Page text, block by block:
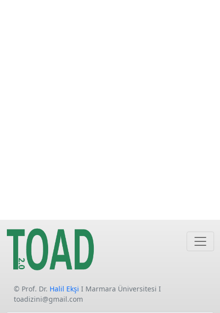
© Prof. Dr. Halil Ekşi I Marmara Üniversitesi I
toadizini@gmail.com